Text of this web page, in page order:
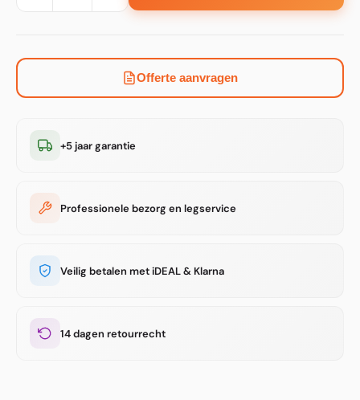
Offerte aanvragen
+5 jaar garantie
Professionele bezorg en legservice
Veilig betalen met iDEAL & Klarna
14 dagen retourrecht